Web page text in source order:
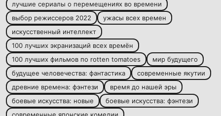
лучшие сериалы о перемещениях во времени
выбор режиссеров 2022
ужасы всех времен
искусственный интеллект
100 лучших экранизаций всех времён
100 лучших фильмов по rotten tomatoes
мир будущего
будущее человечества: фантастика
современные якутии
древние времена: фэнтези
время до нашей эры
боевые искусства: новые
боевые искусства: фэнтези